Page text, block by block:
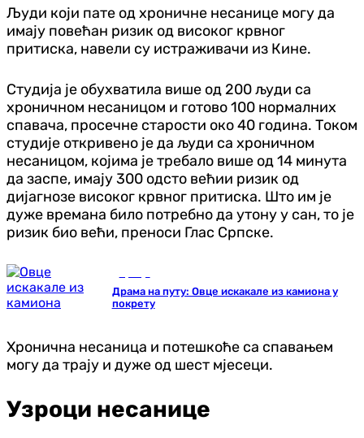
Људи који пате од хроничне несанице могу да
имају повећан ризик од високог крвног
притиска, навели су истраживачи из Кине.
Студија је обухватила више од 200 људи са
хроничном несаницом и готово 100 нормалних
спавача, просечне старости око 40 година. Током
студије откривено је да људи са хроничном
несаницом, којима је требало више од 14 минута
да заспе, имају 300 одсто већии ризик од
дијагнозе високог крвног притиска. Што им је
дуже времана било потребно да утону у сан, то је
ризик био већи, преноси Глас Српске.
Драма на путу: Овце искакале из камиона у
покрету
Хронична несаница и потешкоће са спавањем
могу да трају и дуже од шест мјесеци.
Узроци несанице